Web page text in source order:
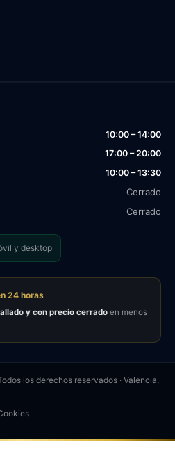
10:00 – 14:00
17:00 – 20:00
10:00 – 13:30
Cerrado
Cerrado
y desktop
24 horas
y con precio cerrado en menos
los derechos reservados · Valencia,